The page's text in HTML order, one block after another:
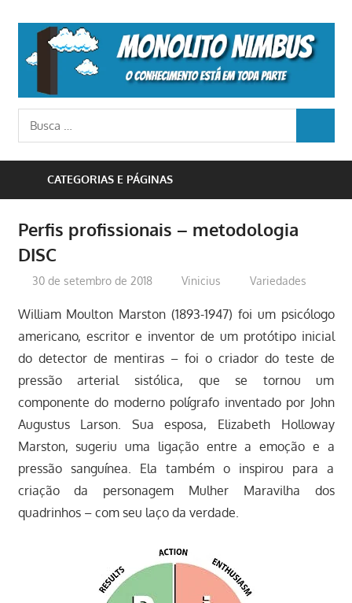
content
o
conhecimento
Busca
para:
CATEGORIAS E PÁGINAS
Perfis profissionais – metodologia
DISC
30 de setembro de 2018 Vinicius Variedades
William Moulton Marston (1893-1947) foi um psicólogo
americano, escritor e inventor de um protótipo inicial
do detector de mentiras – foi o criador do teste de
pressão arterial sistólica, que se tornou um
componente do moderno polígrafo inventado por John
Augustus Larson. Sua esposa, Elizabeth Holloway
Marston, sugeriu uma ligação entre a emoção e a
pressão sanguínea. Ela também o inspirou para a
criação da personagem Mulher Maravilha dos
quadrinhos – com seu laço da verdade.